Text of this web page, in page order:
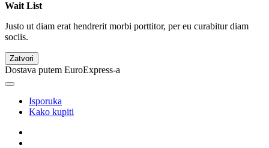
Wait List
Justo ut diam erat hendrerit morbi porttitor, per eu curabitur diam
sociis.
Zatvori
Dostava putem EuroExpress-a
Isporuka
Kako kupiti